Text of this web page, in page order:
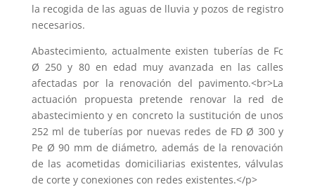
la recogida de las aguas de lluvia y pozos de registro
necesarios.
Abastecimiento, actualmente existen tuberías de Fc
Ø 250 y 80 en edad muy avanzada en las calles
afectadas por la renovación del pavimento.<br>La
actuación propuesta pretende renovar la red de
abastecimiento y en concreto la sustitución de unos
252 ml de tuberías por nuevas redes de FD Ø 300 y
Pe Ø 90 mm de diámetro, además de la renovación
de las acometidas domiciliarias existentes, válvulas
de corte y conexiones con redes existentes.</p>